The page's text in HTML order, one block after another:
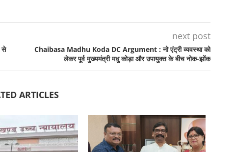
से
next post
Chaibasa Madhu Koda DC Argument : नो एंट्री व्यवस्था को
लेकर पूर्व मुख्यमंत्री मधु कोड़ा और उपायुक्त के बीच नोक-झोंक
ARTICLES